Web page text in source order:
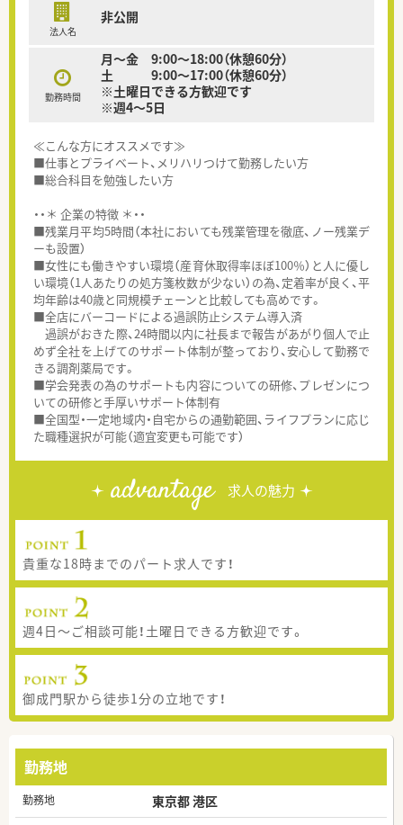
法人名
非公開
勤務時間
月～金 9:00～18:00（休憩60分）
土 9:00～17:00（休憩60分）
※土曜日できる方歓迎です
※週4～5日
≪こんな方にオススメです≫
■仕事とプライベート、メリハリつけて勤務したい方
■総合科目を勉強したい方
・・＊ 企業の特徴 ＊・・
■残業月平均5時間（本社においても残業管理を徹底、ノー残業デ
ーも設置）
■女性にも働きやすい環境（産育休取得率ほぼ100％）と人に優し
い環境（1人あたりの処方箋枚数が少ない）の為、定着率が良く、平
均年齢は40歳と同規模チェーンと比較しても高めです。
■全店にバーコードによる過誤防止システム導入済
過誤がおきた際、24時間以内に社長まで報告があがり個人で止
めず全社を上げてのサポート体制が整っており、安心して勤務で
きる調剤薬局です。
■学会発表の為のサポートも内容についての研修、プレゼンにつ
いての研修と手厚いサポート体制有
■全国型・一定地域内・自宅からの通勤範囲、ライフプランに応じ
た職種選択が可能（適宜変更も可能です）
advantage 求人の魅力
貴重な18時までのパート求人です！
週4日～ご相談可能！土曜日できる方歓迎です。
御成門駅から徒歩1分の立地です！
勤務地
勤務地 東京都 港区